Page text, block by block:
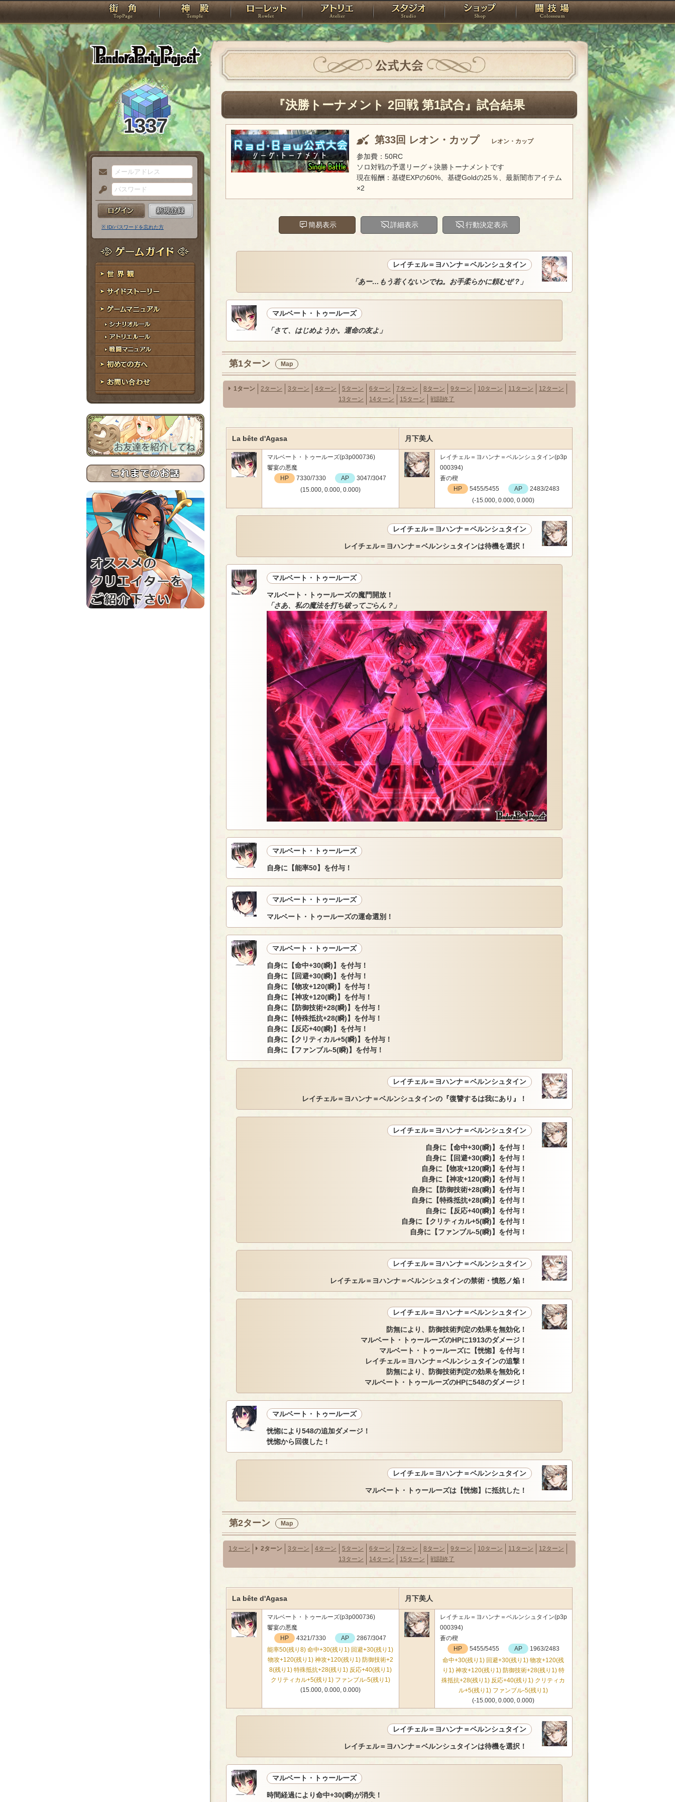
PandoraPartyProject
TOP 神殿 ローレット アトリエ スタジオ ショップ 闘技場
1337
メ
ー
ル
ア
ド
レ
ス
パ
ス
ー
ド
※ ID/パスワードを忘れた方
ゲームガイド
世界観
サイドストーリー
ゲームマニュアル
シナリオルール
アトリエルール
戦闘マニュアル
初めての方へ
お問い合わせ
公式大会
『決勝トーナメント 2回戦 第1試合』試合結果
第33回 レオン・カップ レオン・カップ
参加費：50RC
ソロ対戦の予選リーグ＋決勝トーナメントです
現在報酬：基礎EXPの60%、基礎Goldの25％、最新闇市アイテム
×2
簡易表示 詳細表示 行動決定表示
レイチェル＝ヨハンナ＝ベルンシュタイン
「あー…もう若くないンでね。お手柔らかに頼むぜ？」
マルベート・トゥールーズ
「さて、はじめようか。運命の友よ」
第1ターン Map
1ターン 2ターン 3ターン 4ターン 5ターン 6ターン 7ターン 8ターン 9ターン 10ターン 11ターン
12ターン
13ターン
14ターン 15ターン 戦闘終了
La bête d'Agasa 月下美人
マルベート・トゥールーズ(p3p000736)
饗宴の悪魔
HP
7330/7330 AP
3047/3047
(15.000, 0.000, 0.000)
レイチェル＝ヨハンナ＝ベルンシュタイン(p3p
000394)
蒼の楔
HP
5455/5455 AP
2483/2483
(-15.000, 0.000, 0.000)
レイチェル＝ヨハンナ＝ベルンシュタイン
レイチェル＝ヨハンナ＝ベルンシュタインは待機を選択！
マルベート・トゥールーズ
マルベート・トゥールーズの魔門開放！
「さあ、私の魔法を打ち破ってごらん？」
マルベート・トゥールーズ
自身に【能率50】を付与！
マルベート・トゥールーズ
マルベート・トゥールーズの運命選別！
マルベート・トゥールーズ
自身に【命中+30(瞬)】を付与！
自身に【回避+30(瞬)】を付与！
自身に【物攻+120(瞬)】を付与！
自身に【神攻+120(瞬)】を付与！
自身に【防御技術+28(瞬)】を付与！
自身に【特殊抵抗+28(瞬)】を付与！
自身に【反応+40(瞬)】を付与！
自身に【クリティカル+5(瞬)】を付与！
自身に【ファンブル-5(瞬)】を付与！
レイチェル＝ヨハンナ＝ベルンシュタイン
レイチェル＝ヨハンナ＝ベルンシュタインの『復讐するは我にあり』！
レイチェル＝ヨハンナ＝ベルンシュタイン
自身に【命中+30(瞬)】を付与！
自身に【回避+30(瞬)】を付与！
自身に【物攻+120(瞬)】を付与！
自身に【神攻+120(瞬)】を付与！
自身に【防御技術+28(瞬)】を付与！
自身に【特殊抵抗+28(瞬)】を付与！
自身に【反応+40(瞬)】を付与！
自身に【クリティカル+5(瞬)】を付与！
自身に【ファンブル-5(瞬)】を付与！
レイチェル＝ヨハンナ＝ベルンシュタイン
レイチェル＝ヨハンナ＝ベルンシュタインの禁術・憤怒ノ焔！
レイチェル＝ヨハンナ＝ベルンシュタイン
防無により、防御技術判定の効果を無効化！
マルベート・トゥールーズのHPに1913のダメージ！
マルベート・トゥールーズに【恍惚】を付与！
レイチェル＝ヨハンナ＝ベルンシュタインの追撃！
防無により、防御技術判定の効果を無効化！
マルベート・トゥールーズのHPに548のダメージ！
マルベート・トゥールーズ
恍惚により548の追加ダメージ！
恍惚から回復した！
レイチェル＝ヨハンナ＝ベルンシュタイン
マルベート・トゥールーズは【恍惚】に抵抗した！
第2ターン Map
1ターン 2ターン 3ターン 4ターン 5ターン 6ターン 7ターン 8ターン 9ターン 10ターン 11ターン
12ターン
13ターン
14ターン 15ターン 戦闘終了
La bête d'Agasa 月下美人
マルベート・トゥールーズ(p3p000736)
饗宴の悪魔
HP
4321/7330 AP
2867/3047
能率50(残り8) 命中+30(残り1) 回避+30(残り1)
物攻+120(残り1) 神攻+120(残り1) 防御技術+2
8(残り1) 特殊抵抗+28(残り1) 反応+40(残り1)
クリティカル+5(残り1) ファンブル-5(残り1)
(15.000, 0.000, 0.000)
レイチェル＝ヨハンナ＝ベルンシュタイン(p3p
000394)
蒼の楔
HP
5455/5455 AP
1963/2483
命中+30(残り1) 回避+30(残り1) 物攻+120(残
り1) 神攻+120(残り1) 防御技術+28(残り1) 特
殊抵抗+28(残り1) 反応+40(残り1) クリティカ
ル+5(残り1) ファンブル-5(残り1)
(-15.000, 0.000, 0.000)
レイチェル＝ヨハンナ＝ベルンシュタイン
レイチェル＝ヨハンナ＝ベルンシュタインは待機を選択！
マルベート・トゥールーズ
時間経過により命中+30(瞬)が消失！